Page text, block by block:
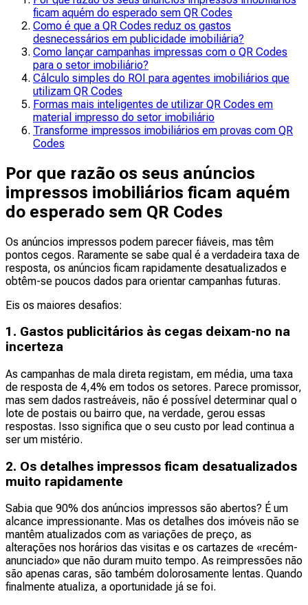
ficam aquém do esperado sem QR Codes
Como é que a QR Codes reduz os gastos
desnecessários em publicidade imobiliária?
Como lançar campanhas impressas com o QR Codes
para o setor imobiliário?
Cálculo simples do ROI para agentes imobiliários que
utilizam QR Codes
Formas mais inteligentes de utilizar QR Codes em
material impresso do setor imobiliário
Transforme impressos imobiliários em provas com QR
Codes
Por que razão os seus anúncios
impressos imobiliários ficam aquém
do esperado sem QR Codes
Os anúncios impressos podem parecer fiáveis, mas têm
pontos cegos. Raramente se sabe qual é a verdadeira taxa de
resposta, os anúncios ficam rapidamente desatualizados e
obtêm-se poucos dados para orientar campanhas futuras.
Eis os maiores desafios:
1. Gastos publicitários às cegas deixam-no na
incerteza
As campanhas de mala direta registam, em média, uma taxa
de resposta de 4,4% em todos os setores. Parece promissor,
mas sem dados rastreáveis, não é possível determinar qual o
lote de postais ou bairro que, na verdade, gerou essas
respostas. Isso significa que o seu custo por lead continua a
ser um mistério.
2. Os detalhes impressos ficam desatualizados
muito rapidamente
Sabia que 90% dos anúncios impressos são abertos? É um
alcance impressionante. Mas os detalhes dos imóveis não se
mantêm atualizados com as variações de preço, as
alterações nos horários das visitas e os cartazes de «recém-
anunciado» que não duram muito tempo. As reimpressões não
são apenas caras, são também dolorosamente lentas. Quando
finalmente atualiza, a oportunidade já se foi.